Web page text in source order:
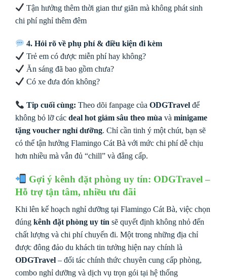
Tận hưởng thêm thời gian thư giãn mà không phát sinh
chi phí nghỉ thêm đêm
4. Hỏi rõ về phụ phí & điều kiện đi kèm
Trẻ em có được miễn phí hay không?
Ăn sáng đã bao gồm chưa?
Có xe đưa đón không?
Tip cuối cùng: Theo dõi fanpage củaODGTravel để
không bỏ lỡ các deal hot giảm sâu theo mùa và minigame
tặng voucher nghỉ dưỡng. Chỉ cần tinh ý một chút, bạn sẽ
có thể tận hưởng Flamingo Cát Bà với mức chi phí dễ chịu
hơn nhiều mà vẫn đủ “chill” và đẳng cấp.
Gợi ý kênh đặt phòng uy tín: ODGTravel –
Hỗ trợ tận tâm, nhiều ưu đãi
Khi lên kế hoạch nghỉ dưỡng tại Flamingo Cát Bà, việc chọn
đúng kênh đặt phòng uy tín sẽ quyết định không nhỏ đến
chất lượng và chi phí chuyến đi. Một trong những địa chỉ
được đông đảo du khách tin tưởng hiện nay chính là
ODGTravel – đối tác chính thức chuyên cung cấp phòng,
combo nghỉ dưỡng và dịch vụ trọn gói tại hệ thống